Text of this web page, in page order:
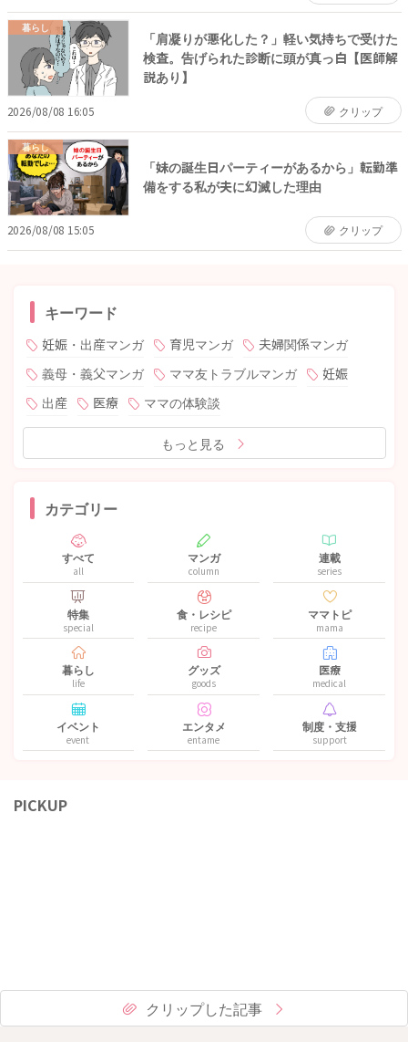
暮らし
「肩凝りが悪化した？」軽い気持ちで受けた
検査。告げられた診断に頭が真っ白【医師解
説あり】
2026/08/08 16:05 クリップ
暮らし
「妹の誕生日パーティーがあるから」転勤準
備をする私が夫に幻滅した理由
2026/08/08 15:05 クリップ
キーワード
妊娠・出産マンガ 育児マンガ
夫婦関係マンガ
義母・義父マンガ
ママ友トラブルマンガ
妊娠
出産
医療 ママの体験談
もっと見る
カテゴリー
すべて
all
マンガ
column
連載
series
特集
special
食・レシピ
recipe
ママトピ
mama
暮らし
life
グッズ
goods
医療
medical
イベント
event
エンタメ
entame
制度・支援
support
PICKUP
クリップした記事